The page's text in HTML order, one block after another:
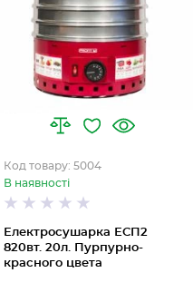
Електросушарка ЕСП2
820вт. 20л. Пурпурно-
красного цвета
Код товару: 5004
В наявності